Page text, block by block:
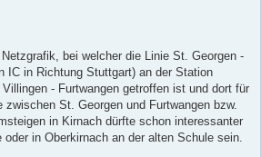
bei welcher die Linie St. Georgen -
IC in Richtung Stuttgart) an der Station
- Furtwangen getroffen ist und dort für
St. Georgen und Furtwangen bzw.
in Kirnach dürfte schon interessanter
in Oberkirnach an der alten Schule sein.